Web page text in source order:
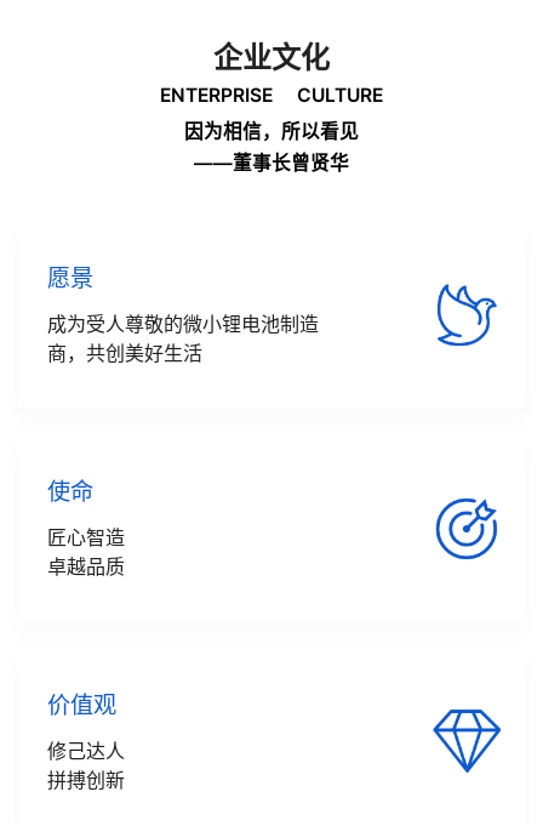
企业文化
ENTERPRISE CULTURE
因为相信，所以看见
——董事长曾贤华
愿景
成为受人尊敬的微小锂电池制造
商，共创美好生活
使命
匠心智造
卓越品质
价值观
修己达人
拼搏创新